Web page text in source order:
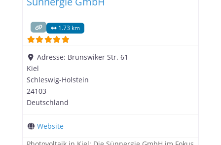
1.73 km
Adresse: Brunswiker Str. 61
Kiel
Schleswig-Holstein
24103
Deutschland
Website